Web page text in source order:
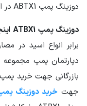
دوزینگ پمپ ABTX1 در استخرها نیز کاربرد ویژه‌ای دارد.
دوزینگ پمپ ATBX1 اینجکتا
برابر انواع اسید در
دپارتمان پمپ مجموعه
جهتخرید دوزینگ